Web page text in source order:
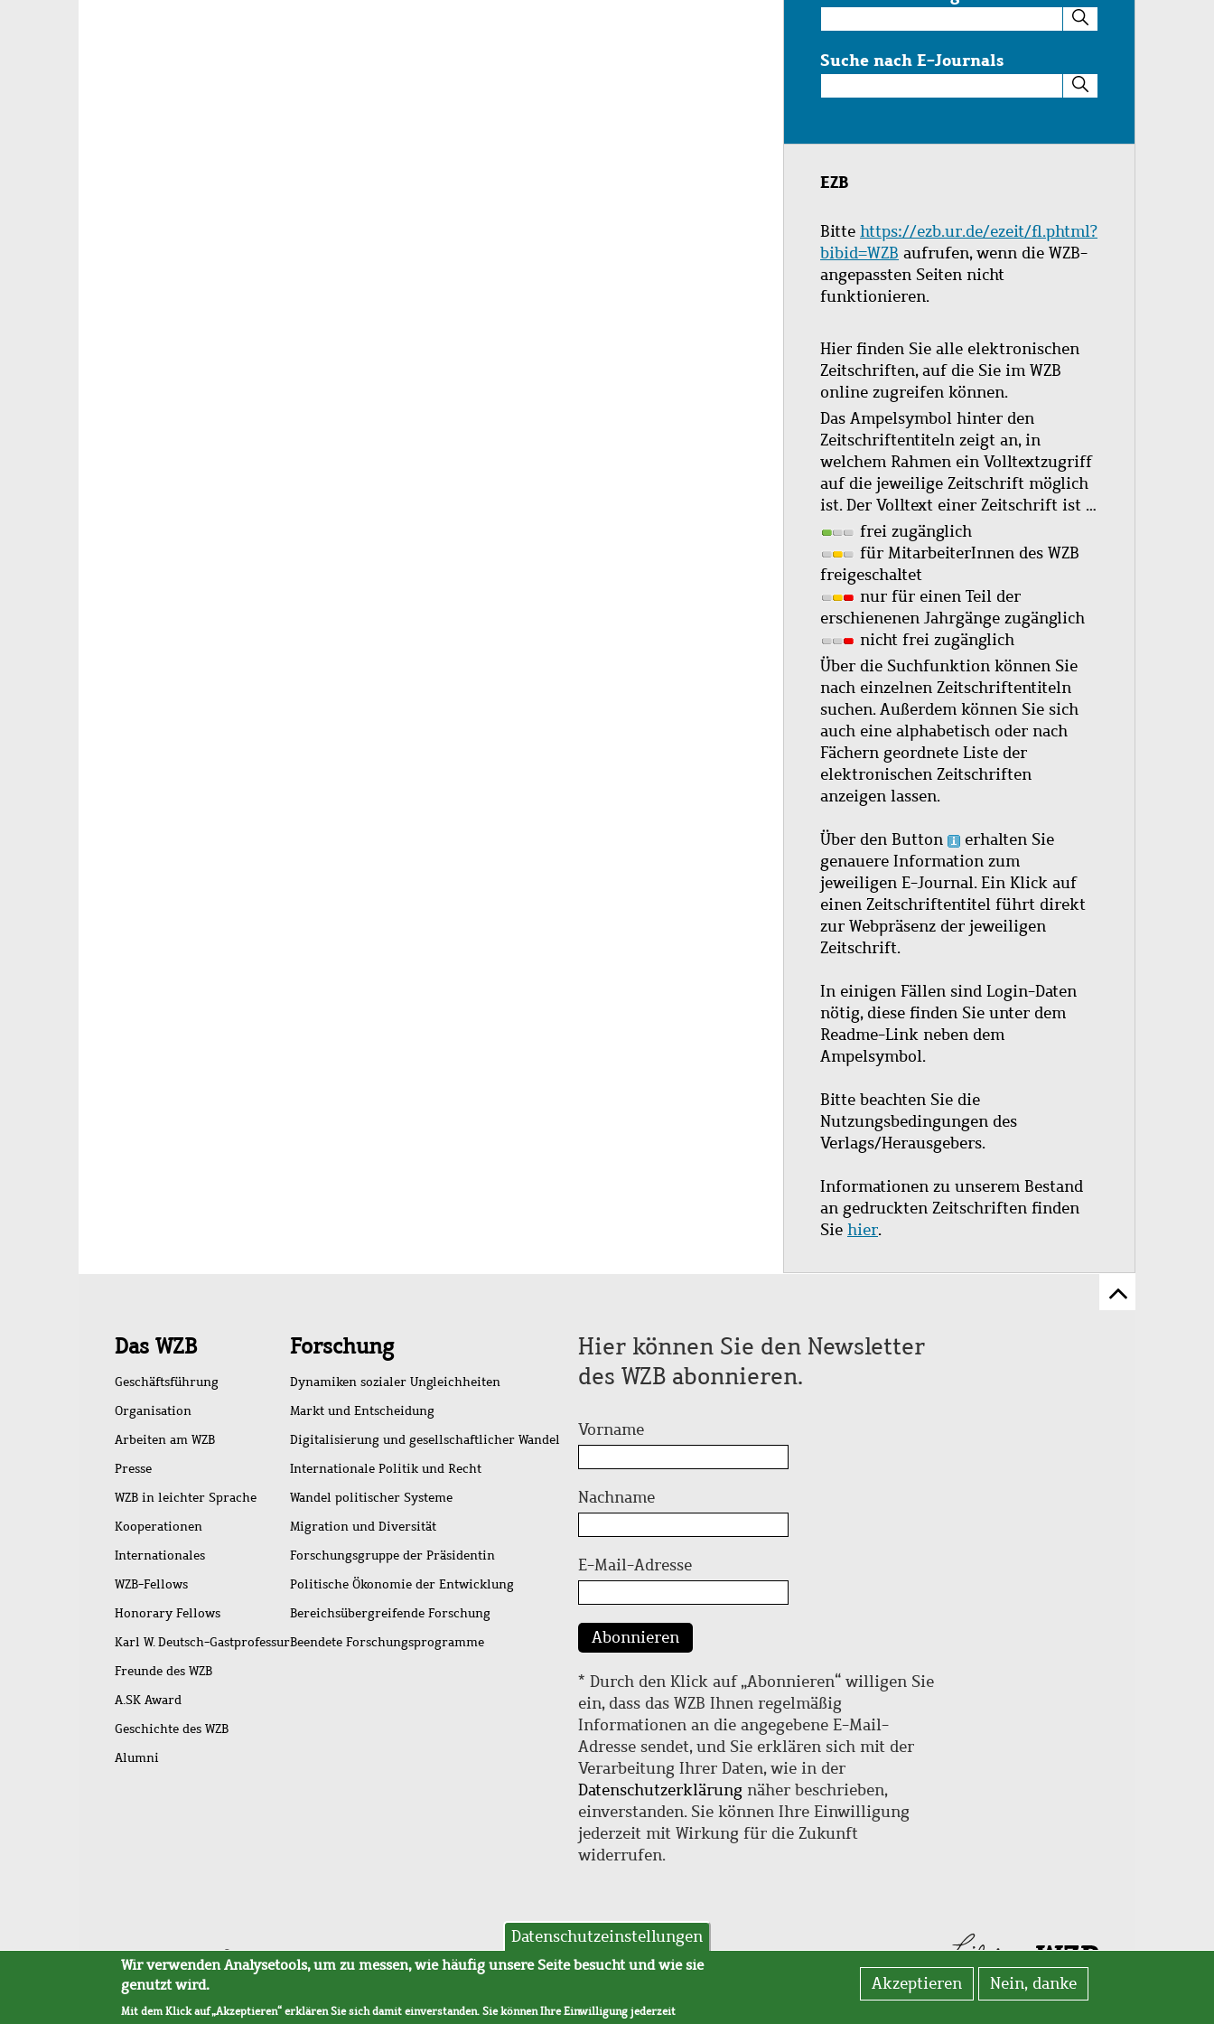
im
Katalog
Suche nach E-Journals
nach
Journals
EZB
Bitte https://ezb.ur.de/ezeit/fl.phtml?
bibid=WZB aufrufen, wenn die WZB-
angepassten Seiten nicht
funktionieren.
Hier finden Sie alle elektronischen
Zeitschriften, auf die Sie im WZB
online zugreifen können.
Das Ampelsymbol hinter den
Zeitschriftentiteln zeigt an, in
welchem Rahmen ein Volltextzugriff
auf die jeweilige Zeitschrift möglich
ist. Der Volltext einer Zeitschrift ist …
frei zugänglich
für MitarbeiterInnen des WZB
freigeschaltet
nur für einen Teil der
erschienenen Jahrgänge zugänglich
nicht frei zugänglich
Über die Suchfunktion können Sie
nach einzelnen Zeitschriftentiteln
suchen. Außerdem können Sie sich
auch eine alphabetisch oder nach
Fächern geordnete Liste der
elektronischen Zeitschriften
anzeigen lassen.
Über den Button
erhalten Sie
genauere Information zum
jeweiligen E-Journal. Ein Klick auf
einen Zeitschriftentitel führt direkt
zur Webpräsenz der jeweiligen
Zeitschrift.
In einigen Fällen sind Login-Daten
nötig, diese finden Sie unter dem
Readme-Link neben dem
Ampelsymbol.
Bitte beachten Sie die
Nutzungsbedingungen des
Verlags/Herausgebers.
Informationen zu unserem Bestand
an gedruckten Zeitschriften finden
Sie hier.
Zum
Schnellzugriff
Das WZB
Geschäftsführung
Organisation
Arbeiten am WZB
Presse
WZB in leichter Sprache
Kooperationen
Internationales
WZB-Fellows
Honorary Fellows
Karl W. Deutsch-Gastprofessur
Freunde des WZB
A.SK Award
Geschichte des WZB
Alumni
Forschung
Dynamiken sozialer Ungleichheiten
Markt und Entscheidung
Digitalisierung und gesellschaftlicher Wandel
Internationale Politik und Recht
Wandel politischer Systeme
Migration und Diversität
Forschungsgruppe der Präsidentin
Politische Ökonomie der Entwicklung
Bereichsübergreifende Forschung
Beendete Forschungsprogramme
Hier können Sie den Newsletter
des WZB abonnieren.
Vorname
Nachname
E-Mail-Adresse
Abonnieren
* Durch den Klick auf „Abonnieren“ willigen Sie
ein, dass das WZB Ihnen regelmäßig
Informationen an die angegebene E-Mail-
Adresse sendet, und Sie erklären sich mit der
Verarbeitung Ihrer Daten, wie in der
Datenschutzerklärung näher beschrieben,
einverstanden. Sie können Ihre Einwilligung
jederzeit mit Wirkung für die Zukunft
widerrufen.
Fußleistenmenü
SitemapBarrierefreiheitImpressumDatenschutzAVB
Datenschutzeinstellungen
Wir verwenden Analysetools, um zu messen, wie häufig unsere Seite besucht und wie sie
genutzt wird.
Mit dem Klick auf „Akzeptieren“ erklären Sie sich damit einverstanden. Sie können Ihre Einwilligung jederzeit
Akzeptieren Nein, danke